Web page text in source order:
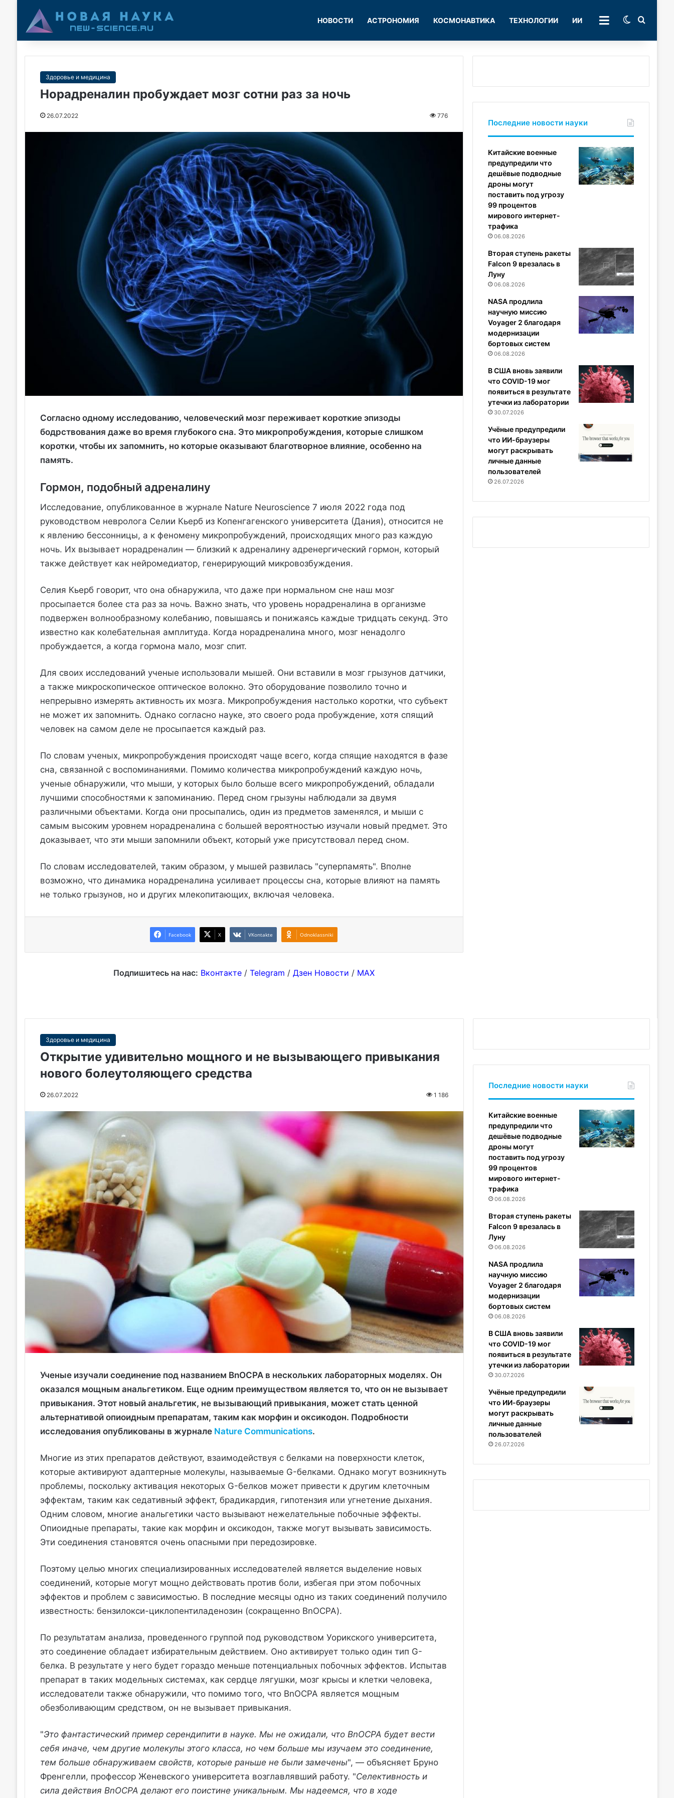
НОВОСТИ АСТРОНОМИЯ КОСМОНАВТИКА ТЕХНОЛОГИИ ИИ РУБРИКИSwitch skin
Здоровье и медицина
Норадреналин пробуждает мозг сотни раз за ночь
26.07.2022 776
Согласно одному исследованию, человеческий мозг переживает короткие эпизоды
бодрствования даже во время глубокого сна. Это микропробуждения, которые слишком
коротки, чтобы их запомнить, но которые оказывают благотворное влияние, особенно на
память.
Гормон, подобный адреналину
Исследование, опубликованное в журнале Nature Neuroscience 7 июля 2022 года под
руководством невролога Селии Кьерб из Копенгагенского университета (Дания), относится не
к явлению бессонницы, а к феномену микропробуждений, происходящих много раз каждую
ночь. Их вызывает норадреналин — близкий к адреналину адренергический гормон, который
также действует как нейромедиатор, генерирующий микровозбуждения.
Селия Кьерб говорит, что она обнаружила, что даже при нормальном сне наш мозг
просыпается более ста раз за ночь. Важно знать, что уровень норадреналина в организме
подвержен волнообразному колебанию, повышаясь и понижаясь каждые тридцать секунд. Это
известно как колебательная амплитуда. Когда норадреналина много, мозг ненадолго
пробуждается, а когда гормона мало, мозг спит.
Для своих исследований ученые использовали мышей. Они вставили в мозг грызунов датчики,
а также микроскопическое оптическое волокно. Это оборудование позволило точно и
непрерывно измерять активность их мозга. Микропробуждения настолько коротки, что субъект
не может их запомнить. Однако согласно науке, это своего рода пробуждение, хотя спящий
человек на самом деле не просыпается каждый раз.
По словам ученых, микропробуждения происходят чаще всего, когда спящие находятся в фазе
сна, связанной с воспоминаниями. Помимо количества микропробуждений каждую ночь,
ученые обнаружили, что мыши, у которых было больше всего микропробуждений, обладали
лучшими способностями к запоминанию. Перед сном грызуны наблюдали за двумя
различными объектами. Когда они просыпались, один из предметов заменялся, и мыши с
самым высоким уровнем норадреналина с большей вероятностью изучали новый предмет. Это
доказывает, что эти мыши запомнили объект, который уже присутствовал перед сном.
По словам исследователей, таким образом, у мышей развилась "суперпамять". Вполне
возможно, что динамика норадреналина усиливает процессы сна, которые влияют на память
не только грызунов, но и других млекопитающих, включая человека.
Facebook X VKontakte Odnoklassniki
Подпишитесь на нас: Вконтакте/ Telegram / Дзен Новости / MAX
Последние новости науки
Китайские военные
предупредили что
дешёвые подводные
дроны могут
поставить под угрозу
99 процентов
мирового интернет-
трафика
06.08.2026
Вторая ступень ракеты
Falcon 9 врезалась в
Луну
06.08.2026
NASA продлила
научную миссию
Voyager 2 благодаря
модернизации
бортовых систем
06.08.2026
В США вновь заявили
что COVID-19 мог
появиться в результате
утечки из лаборатории
30.07.2026
Учёные предупредили
что ИИ-браузеры
могут раскрывать
личные данные
пользователей
26.07.2026